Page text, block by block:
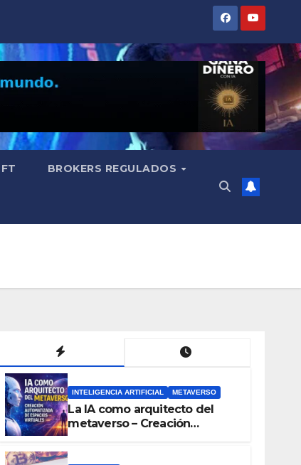
BROKERS REGULADOS
INTELIGENCIA ARTIFICIAL METAVERSO
La IA como arquitecto del
metaverso – Creación